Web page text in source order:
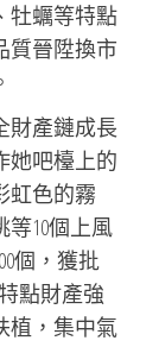
牡蠣等特點
質晉陞換市
財產鏈成長
她吧檯上的
虹色的霧
10個上風
個，獲批
點財產強
植，集中氣